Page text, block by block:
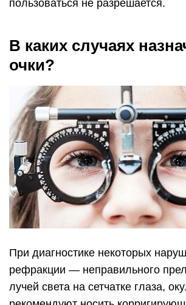
пользоваться не разрешается.
В каких случаях
очки?
При диагностике некоторых
рефракции — неправильного
лучей света на сетчатке глаза,